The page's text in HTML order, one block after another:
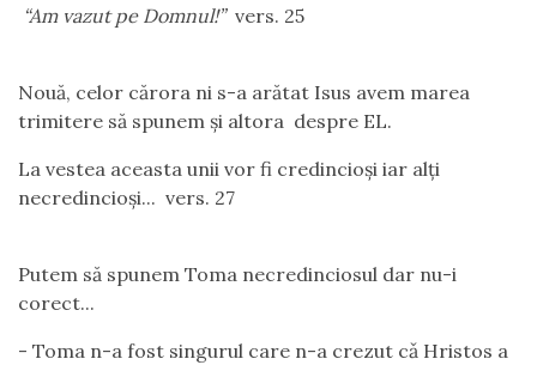
“Am vazut pe Domnul!” vers. 25
Nouă, celor cărora ni s-a arătat Isus avem marea
trimitere să spunem și altora despre EL.
La vestea aceasta unii vor fi credincioși iar alți
necredincioși... vers. 27
Putem să spunem Toma necredinciosul dar nu-i
corect...
- Toma n-a fost singurul care n-a crezut cǎ Hristos a